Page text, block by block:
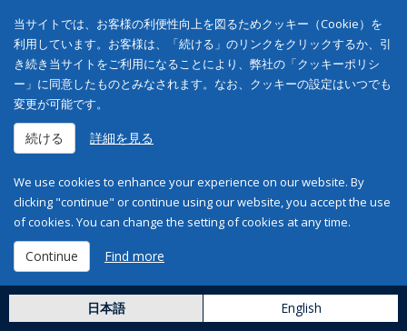
当サイトでは、お客様の利便性向上を図るためクッキー（Cookie）を
利用しています。お客様は、「続ける」のリンクをクリックするか、引
き続き当サイトをご利用になることにより、弊社の「クッキーポリシ
ー」に同意したものとみなされます。なお、クッキーの設定はいつでも
変更が可能です。
続ける 詳細を見る
We use cookies to enhance your experience on our website. By
clicking "continue" or continue using our website, you accept the use
of cookies. You can change the setting of cookies at any time.
Continue Find more
日本語 English